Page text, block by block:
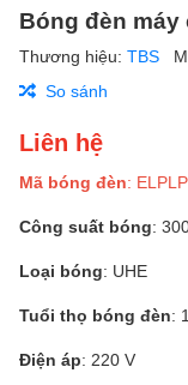
Bóng đèn máy
Thương hiệu: TBS
So sánh
Liên hệ
Mã bóng đèn:
Công suất bóng:
Loại bóng: UHE
Tuổi thọ bóng đèn:
Điện áp: 220 V